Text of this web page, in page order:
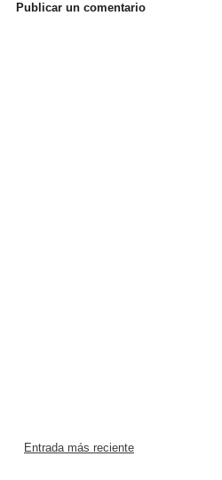
Publicar un comentario
Entrada más reciente